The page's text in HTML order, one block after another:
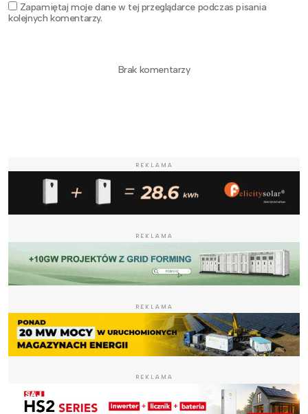
Zapamiętaj moje dane w tej przeglądarce podczas pisania
kolejnych komentarzy.
Brak komentarzy
REKLAMA
REKLAMA
REKLAMA
REKLAMA